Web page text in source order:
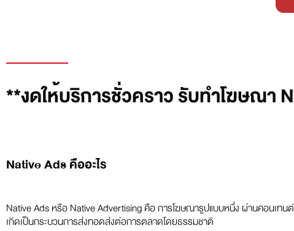
**งดให้บริการชั่วคราว รับทำโฆษณา
Native Ads คืออะไร
Native Ads หรือ Native Advertising คือ การโฆษณารูปแบบหนึ่ง ผ่านคอนเทน
เกิดเป็นกระบวนการส่งทอดส่งต่อการตลาดโดยธรรมชาติ